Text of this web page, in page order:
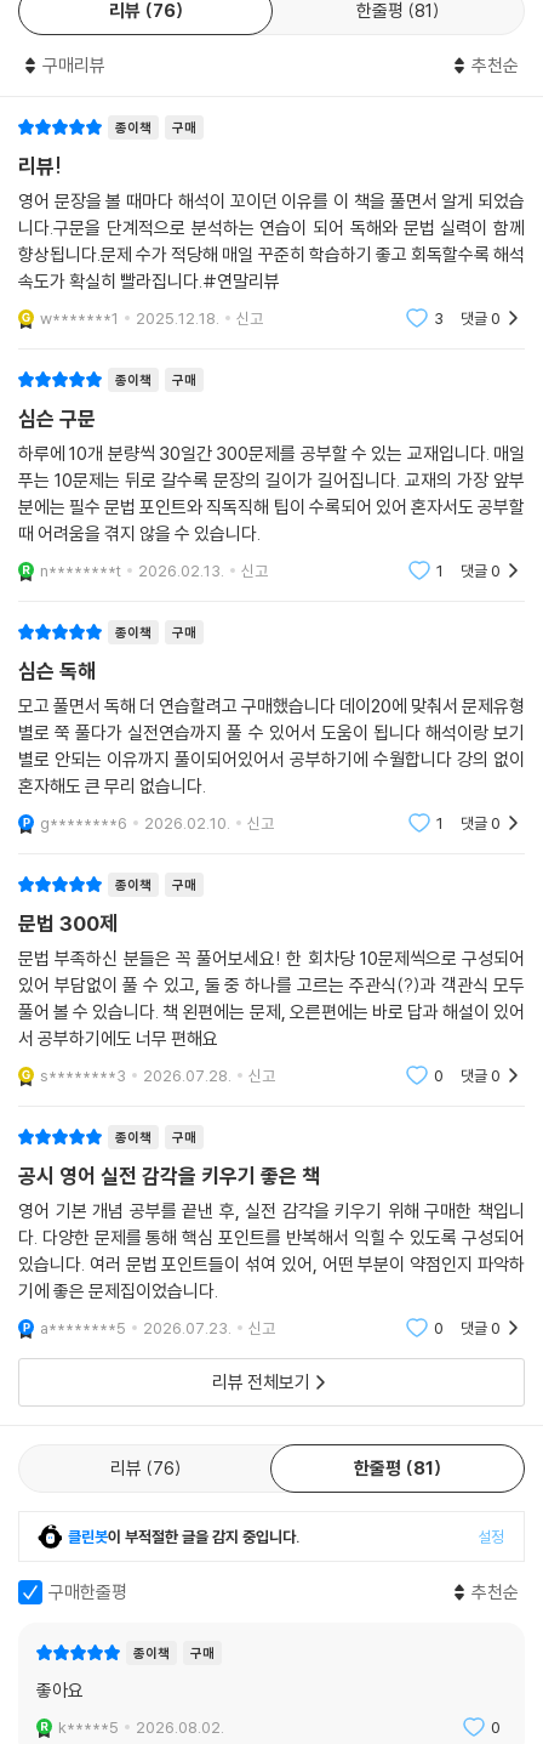
DAY 18
DAY 19
DAY 21
DAY 23
DAY 24
DAY 25
DAY 26
DAY 27
DAY 28
DAY 30
리뷰 76 한줄평 81
구매리뷰 추천순
종이책 구매
리뷰!
영어 문장을 볼 때마다 해석이 꼬이던 이유를 이 책을 풀면서 알게 되었습
니다.구문을 단계적으로 분석하는 연습이 되어 독해와 문법 실력이 함께
향상됩니다.문제 수가 적당해 매일 꾸준히 학습하기 좋고 회독할수록 해석
속도가 확실히 빨라집니다.#연말리뷰
w*******1 2025.12.18. 신고 3 댓글0
종이책 구매
심슨 구문
하루에 10개 분량씩 30일간 300문제를 공부할 수 있는 교재입니다. 매일
푸는 10문제는 뒤로 갈수록 문장의 길이가 길어집니다. 교재의 가장 앞부
분에는 필수 문법 포인트와 직독직해 팁이 수록되어 있어 혼자서도 공부할
때 어려움을 겪지 않을 수 있습니다.
n********t 2026.02.13. 신고 1 댓글0
종이책 구매
심슨 독해
모고 풀면서 독해 더 연습할려고 구매했습니다 데이20에 맞춰서 문제유형
별로 쭉 풀다가 실전연습까지 풀 수 있어서 도움이 됩니다 해석이랑 보기
별로 안되는 이유까지 풀이되어있어서 공부하기에 수월합니다 강의 없이
혼자해도 큰 무리 없습니다.
g********6 2026.02.10. 신고 1 댓글0
종이책 구매
문법 300제
문법 부족하신 분들은 꼭 풀어보세요! 한 회차당 10문제씩으로 구성되어
있어 부담없이 풀 수 있고, 둘 중 하나를 고르는 주관식(?)과 객관식 모두
풀어 볼 수 있습니다. 책 왼편에는 문제, 오른편에는 바로 답과 해설이 있어
서 공부하기에도 너무 편해요
s********3 2026.07.28. 신고 0 댓글0
종이책 구매
공시 영어 실전 감각을 키우기 좋은 책
영어 기본 개념 공부를 끝낸 후, 실전 감각을 키우기 위해 구매한 책입니
다. 다양한 문제를 통해 핵심 포인트를 반복해서 익힐 수 있도록 구성되어
있습니다. 여러 문법 포인트들이 섞여 있어, 어떤 부분이 약점인지 파악하
기에 좋은 문제집이었습니다.
a********5 2026.07.23. 신고 0 댓글0
리뷰 전체보기
리뷰 76 한줄평 81
클린봇이 부적절한 글을 감지 중입니다. 설정
구매한줄평 추천순
종이책 구매
좋아요
k*****5 2026.08.02. 0